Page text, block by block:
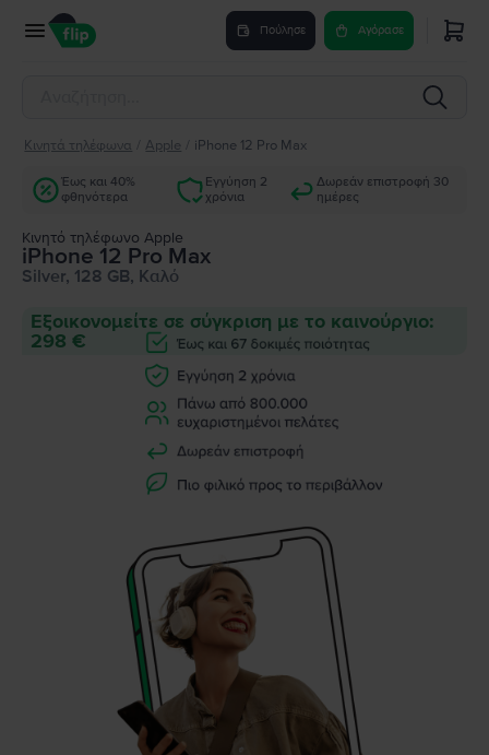
Πούλησε Αγόρασε
Κινητά τηλέφωνα Apple iPhone 12 Pro Max
Έως και 40%
φθηνότερα
Εγγύηση 2
χρόνια
Δωρεάν επιστροφή 30
ημέρες
Κινητό τηλέφωνο Apple
iPhone 12 Pro Max
Silver, 128 GB, Καλό
Εξοικονομείτε σε σύγκριση με το καινούργιο:
298 €